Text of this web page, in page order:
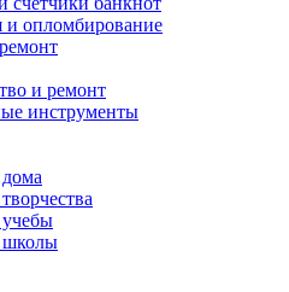
и опломбирование
и ремонт
инструменты
школы